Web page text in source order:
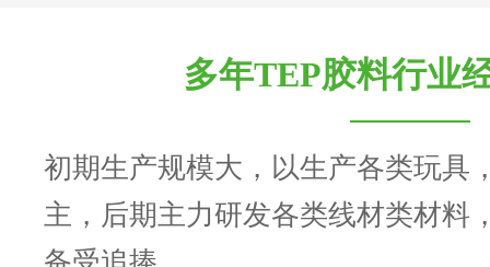
多年TEP胶料行业
初期生产规模大，以生产各类玩具
主，后期主力研发各类线材类材料